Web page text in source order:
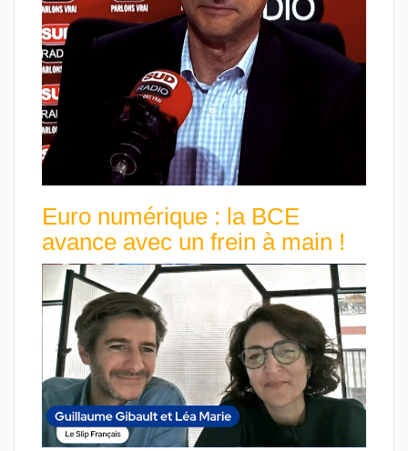
Euro numérique : la BCE
avance avec un frein à main !